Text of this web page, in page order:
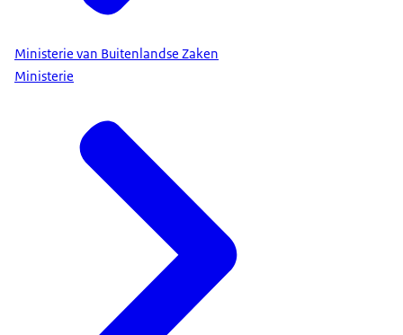
Ministerie van Buitenlandse Zaken
Ministerie